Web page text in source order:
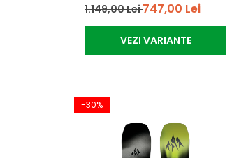
1.149,00 Lei747,00 Lei
VEZI VARIANTE
-30%